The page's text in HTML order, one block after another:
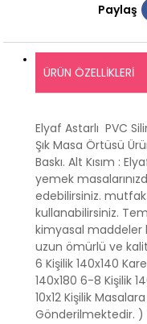
Paylaş
ÜRÜN ÖZELLIKLERI
Elyaf Astarlı PVC
Şık Masa Örtüsü
Baskı. Alt Kısım :
yemek
edebilirsiniz.
kullanabilirsiniz.
kimyasal maddeler
uzun ömürlü ve
6 Kişilik 140x140
140x180 6-8 Kişilik
10x12 Kişilik
Gönderilmektedir. )